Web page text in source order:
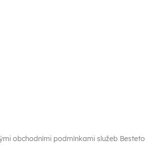
obchodními podmínkami služeb Besteto